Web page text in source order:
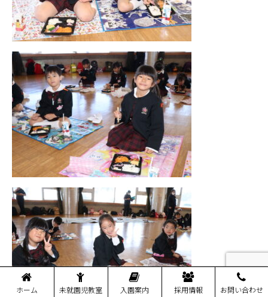
ホーム 未就園児教室 入園案内 採用情報 お問い合わせ